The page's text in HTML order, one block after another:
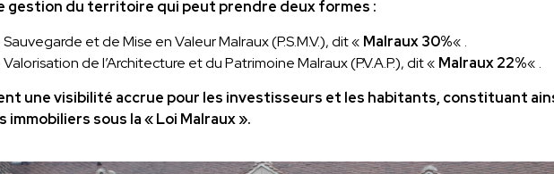
gestion du territoire qui peut prendre deux formes :
et de Mise en Valeur Malraux (P.S.M.V.), dit « Malraux 30%« .
de l’Architecture et du Patrimoine Malraux (P.V.A.P.), dit « Malraux 22%« .
une visibilité accrue pour les investisseurs et les habitants, constituant
immobiliers sous la « Loi Malraux ».